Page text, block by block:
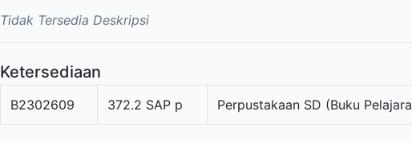
Tidak Tersedia Deskripsi
Ketersediaan
B2302609 372.2 SAP p Perpustakaan SD (Buku